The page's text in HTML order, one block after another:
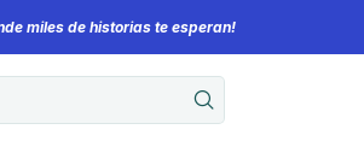
miles de historias te esperan!